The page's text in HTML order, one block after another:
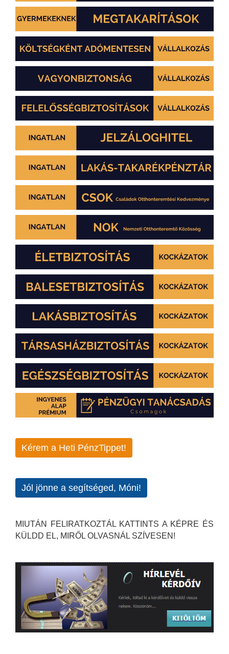
Kérem a Heti PénzTippet!
Jól jönne a segítséged, Móni!
MIUTÁN FELIRATKOZTÁL KATTINTS A KÉPRE ÉS
KÜLDD EL, MIRŐL OLVASNÁL SZÍVESEN!